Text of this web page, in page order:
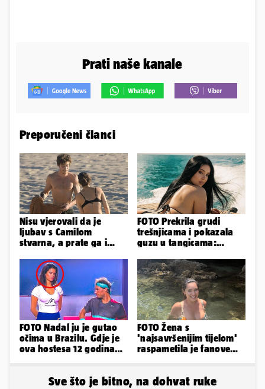
Prati naše kanale
Preporučeni članci
Nisu vjerovali da je
ljubav s Camilom
stvarna, a prate ga i
ne staju
FOTO Prekrila grudi
trešnjicama i pokazala
guzu u tangicama:
Slavonka
FOTO Nadal ju je gutao
očima u Brazilu. Gdje je
ova hostesa 12 godina
FOTO Žena s
'najsavršenijim tijelom'
raspametila je fanove
Sve što je bitno, na dohvat ruke